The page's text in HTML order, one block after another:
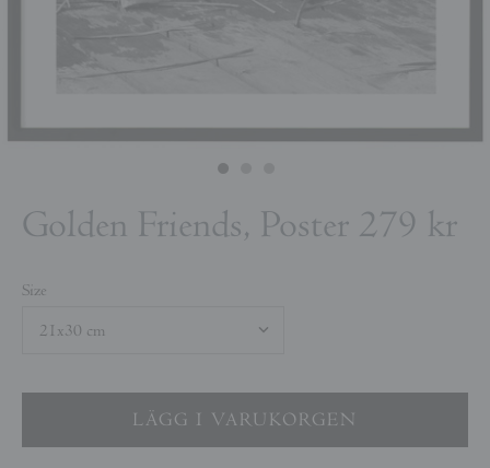
Golden Friends, Poster 279 kr
Size